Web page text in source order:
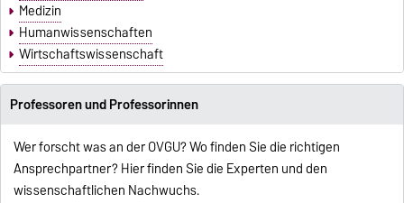
Medizin
Humanwissenschaften
Wirtschaftswissenschaft
Professoren und Professorinnen
Wer forscht was an der OVGU? Wo finden Sie die richtigen
Ansprechpartner? Hier finden Sie die Experten und den
wissenschaftlichen Nachwuchs.